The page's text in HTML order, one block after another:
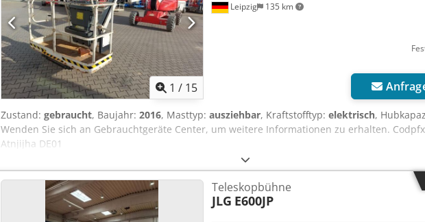
1 / 15
Leipzig 135 km
Zustand: gebraucht, Baujahr: 2016, Masttyp: ausziehbar, Kraftstofftyp: elektrisch,
Wenden Sie sich an Gebrauchtgeräte Center, um weitere Informationen zu erhalten.
Atnjijha DE01
Teleskopbühne
JLG E600JP